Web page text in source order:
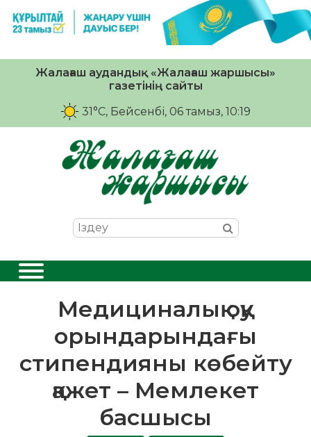
Жалағаш аудандық «Жалағаш жаршысы»
газетінің сайты
31°C, Бейсенбі, 06 тамыз, 10:19
Медициналық оқу
орындарындағы
стипендияны көбейту
қажет – Мемлекет
басшысы